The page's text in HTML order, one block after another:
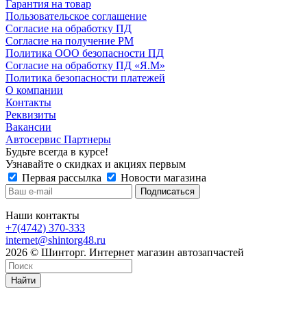
Гарантия на товар
Пользовательское соглашение
Согласие на обработку ПД
Согласие на получение РМ
Политика ООО безопасности ПД
Согласие на обработку ПД «Я.М»
Политика безопасности платежей
О компании
Контакты
Реквизиты
Вакансии
Автосервис Партнеры
Будьте всегда в курсе!
Узнавайте о скидках и акциях первым
Первая рассылка
Новости магазина
Наши контакты
+7(4742) 370-333
internet@shintorg48.ru
2026 © Шинторг. Интернет магазин автозапчастей
Найти